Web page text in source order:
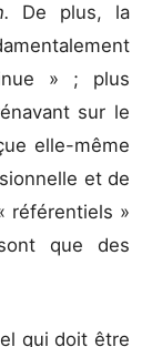
De plus, la
» ; plus
sur le
elle-même
et de
référentiels »
que des
qui doit être